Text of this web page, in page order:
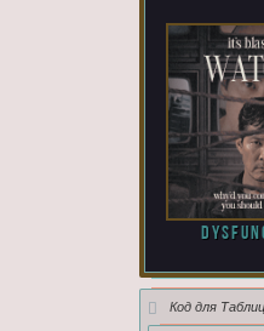
Код для